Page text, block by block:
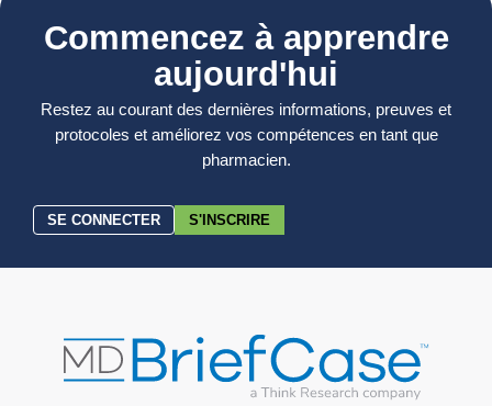
Commencez à apprendre
aujourd'hui
Restez au courant des dernières informations, preuves et
protocoles et améliorez vos compétences en tant que
pharmacien.
SE CONNECTER S'INSCRIRE